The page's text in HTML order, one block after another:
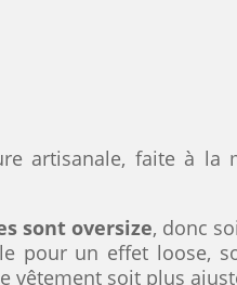
artisanale, faite à la
sont oversize, donc
pour un effet loose,
vêtement soit plus